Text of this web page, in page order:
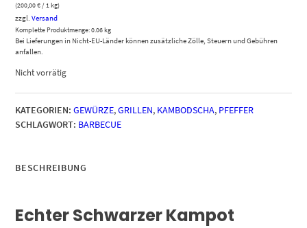
(200,00€/ 1 kg)
zzgl.Versand
Komplette Produktmenge: 0.06 kg
Bei Lieferungen in Nicht-EU-Länder können zusätzliche Zölle, Steuern und Gebühren
anfallen.
Nicht vorrätig
KATEGORIEN: GEWÜRZE,GRILLEN, KAMBODSCHA, PFEFFER
SCHLAGWORT: BARBECUE
BESCHREIBUNG
Echter Schwarzer Kampot